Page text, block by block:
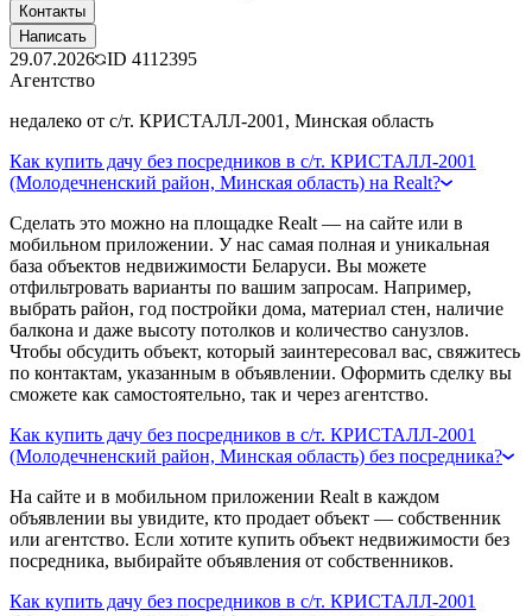
Контакты
Написать
29.07.2026 ID 4112395
Агентство
недалеко от с/т. КРИСТАЛЛ-2001, Минская область
Как купить дачу без посредников в с/т. КРИСТАЛЛ-2001
(Молодечненский район, Минская область) на Realt?
Сделать это можно на площадке Realt — на сайте или в
мобильном приложении. У нас самая полная и уникальная
база объектов недвижимости Беларуси. Вы можете
отфильтровать варианты по вашим запросам. Например,
выбрать район, год постройки дома, материал стен, наличие
балкона и даже высоту потолков и количество санузлов.
Чтобы обсудить объект, который заинтересовал вас, свяжитесь
по контактам, указанным в объявлении. Оформить сделку вы
сможете как самостоятельно, так и через агентство.
Как купить дачу без посредников в с/т. КРИСТАЛЛ-2001
(Молодечненский район, Минская область) без посредника?
На сайте и в мобильном приложении Realt в каждом
объявлении вы увидите, кто продает объект — собственник
или агентство. Если хотите купить объект недвижимости без
посредника, выбирайте объявления от собственников.
Как купить дачу без посредников в с/т. КРИСТАЛЛ-2001